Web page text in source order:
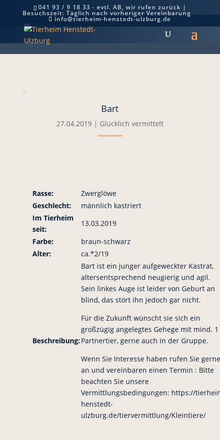
041 93 / 9 18 33 - evtl. AB, wir rufen zurück |
Besuchszeit: Täglich nach vorheriger Vereinbarung
info@tierheim-henstedt-ulzburg.de
Bart
7
Bart
27.04.2019| Glücklich vermittelt
Rasse:
Zwerglöwe
Geschlecht:
männlich kastriert
Im Tierheim
seit:
13.03.2019
Farbe:
braun-schwarz
Alter:
ca.*2/19
Beschreibung:
Bart ist ein junger aufgeweckter Kastrat,
altersentsprechend neugierig und agil.
Sein linkes Auge ist leider von Geburt an
blind, das stört ihn jedoch gar nicht.
Für die Zukunft wünscht sie sich ein
großzügig angelegtes Gehege mit mind. 1
Partnertier, gerne auch in der Gruppe.
Wenn Sie Interesse haben rufen Sie gerne
an und vereinbaren einen Termin : Bitte
beachten Sie unsere
Vermittlungsbedingungen: https://
henstedt-
ulzburg.de/tiervermittlung/Kleintiere/